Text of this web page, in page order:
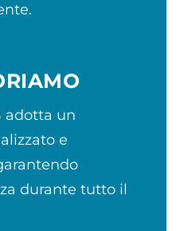
adotta un
e
durante tutto il